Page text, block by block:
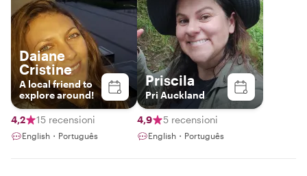
Daiane
Cristine
A local friend to
explore around!
4,2 15 recensioni
English・Português
Priscila
Pri Auckland
4,9 5 recensioni
English・Português